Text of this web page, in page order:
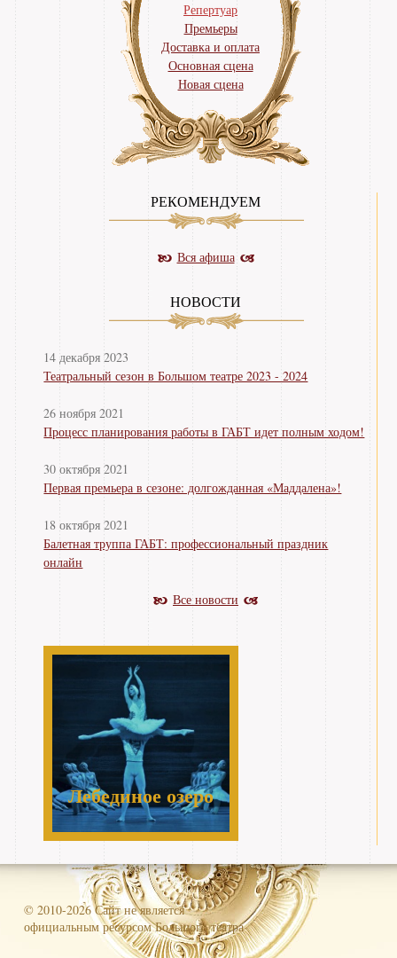
Репертуар
Премьеры
Доставка и оплата
Основная сцена
Новая сцена
РЕКОМЕНДУЕМ
Вся афиша
НОВОСТИ
14 декабря 2023
Театральный сезон в Большом театре 2023 - 2024
26 ноября 2021
Процесс планирования работы в ГАБТ идет полным ходом!
30 октября 2021
Первая премьера в сезоне: долгожданная «Маддалена»!
18 октября 2021
Балетная труппа ГАБТ: профессиональный праздник
онлайн
Все новости
Лебединое озеро
© 2010-2026 Сайт не является
официальным ресурсом Большого театра